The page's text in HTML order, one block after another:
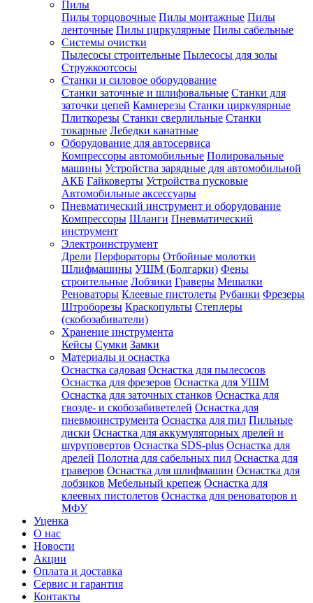
Пилы
Пилы торцовочные Пилы монтажные Пилы
ленточные Пилы циркулярные Пилы сабельные
Системы очистки
Пылесосы строительные Пылесосы для золы
Стружкоотсосы
Станки и силовое оборудование
Станки заточные и шлифовальные Станки для
заточки цепей Камнерезы Станки циркулярные
Плиткорезы Станки сверлильные Станки
токарные Лебедки канатные
Оборудование для автосервиса
Компрессоры автомобильные Полировальные
машины Устройства зарядные для автомобильной
АКБ Гайковерты Устройства пусковые
Автомобильные аксессуары
Пневматический инструмент и оборудование
Компрессоры Шланги Пневматический
инструмент
Электроинструмент
Дрели Перфораторы Отбойные молотки
Шлифмашины УШМ (Болгарки) Фены
строительные Лобзики Граверы Мешалки
Реноваторы Клеевые пистолеты Рубанки Фрезеры
Штроборезы Краскопульты Степлеры
(скобозабиватели)
Хранение инструмента
Кейсы Сумки Замки
Материалы и оснастка
Оснастка садовая Оснастка для пылесосов
Оснастка для фрезеров Оснастка для УШМ
Оснастка для заточных станков Оснастка для
гвозде- и скобозабиветелей Оснастка для
пневмоинструмента Оснастка для пил Пильные
диски Оснастка для аккумуляторных дрелей и
шуруповертов Оснастка SDS-plus Оснастка для
дрелей Полотна для сабельных пил Оснастка для
граверов Оснастка для шлифмашин Оснастка для
лобзиков Мебельный крепеж Оснастка для
клеевых пистолетов Оснастка для реноваторов и
МФУ
Уценка
О нас
Новости
Акции
Оплата и доставка
Сервис и гарантия
Контакты